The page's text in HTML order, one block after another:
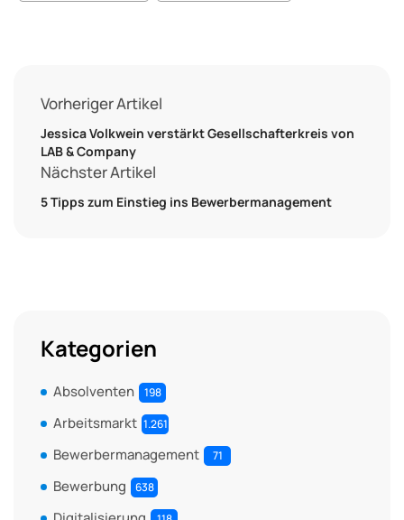
Vorheriger Artikel
Jessica Volkwein verstärkt Gesellschafterkreis von
LAB & Company
Nächster Artikel
5 Tipps zum Einstieg ins Bewerbermanagement
Kategorien
Absolventen 198
Arbeitsmarkt 1.261
Bewerbermanagement 71
Bewerbung 638